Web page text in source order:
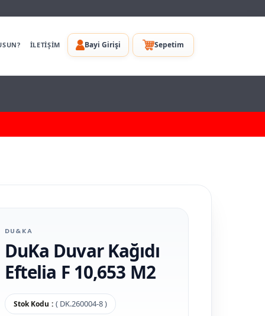
İLETİŞİM Bayi Girişi Sepetim
DU&KA
DuKa Duvar Kağıdı
Eftelia F 10,653 M2
Stok Kodu ( DK.260004-8 )